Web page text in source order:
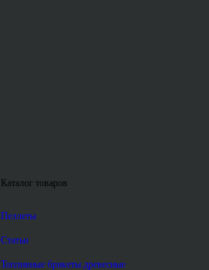
Каталог товаров
Пеллеты
Статьи
Топливные брикеты древесные